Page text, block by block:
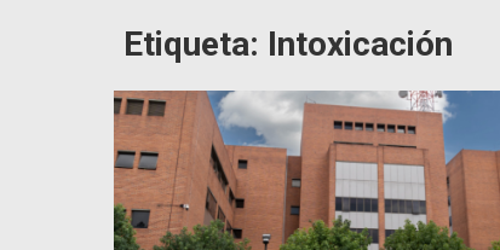
Etiqueta: Intoxicación